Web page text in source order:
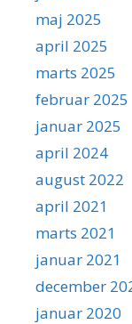
maj 2025
april 2025
marts 2025
februar 2025
januar 2025
april 2024
august 2022
april 2021
marts 2021
januar 2021
december
januar 2020